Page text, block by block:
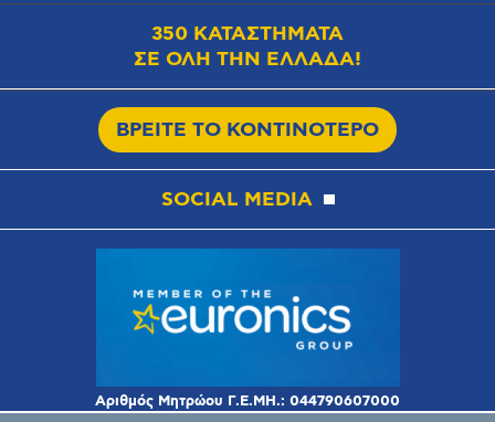
350 ΚΑΤΑΣΤΗΜΑΤΑ
ΣΕ ΟΛΗ ΤΗΝ ΕΛΛΑΔΑ!
ΒΡΕΙΤΕ ΤΟ ΚΟΝΤΙΝΟΤΕΡΟ
SOCIAL MEDIA